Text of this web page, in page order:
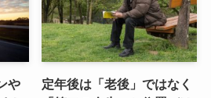
や
定年後は「老後」ではなく